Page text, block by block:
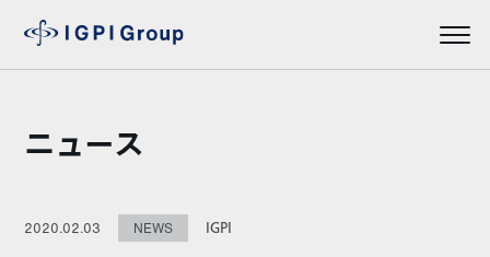
ニュース
2020.02.03 NEWS IGPI